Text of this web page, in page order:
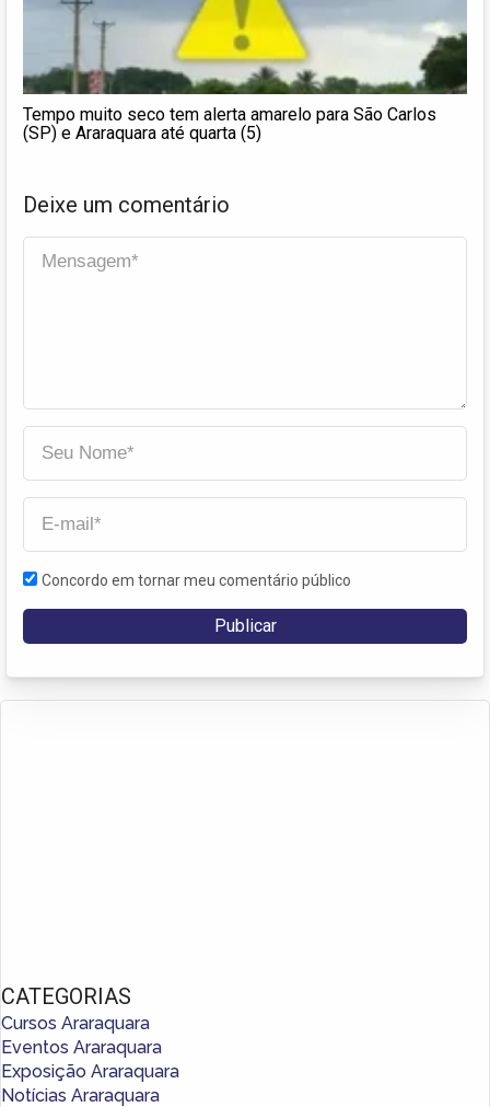
Tempo muito seco tem alerta amarelo para São Carlos
(SP) e Araraquara até quarta (5)
Deixe um comentário
Concordo em tornar meu comentário público
CATEGORIAS
Cursos Araraquara
Eventos Araraquara
Exposição Araraquara
Notícias Araraquara